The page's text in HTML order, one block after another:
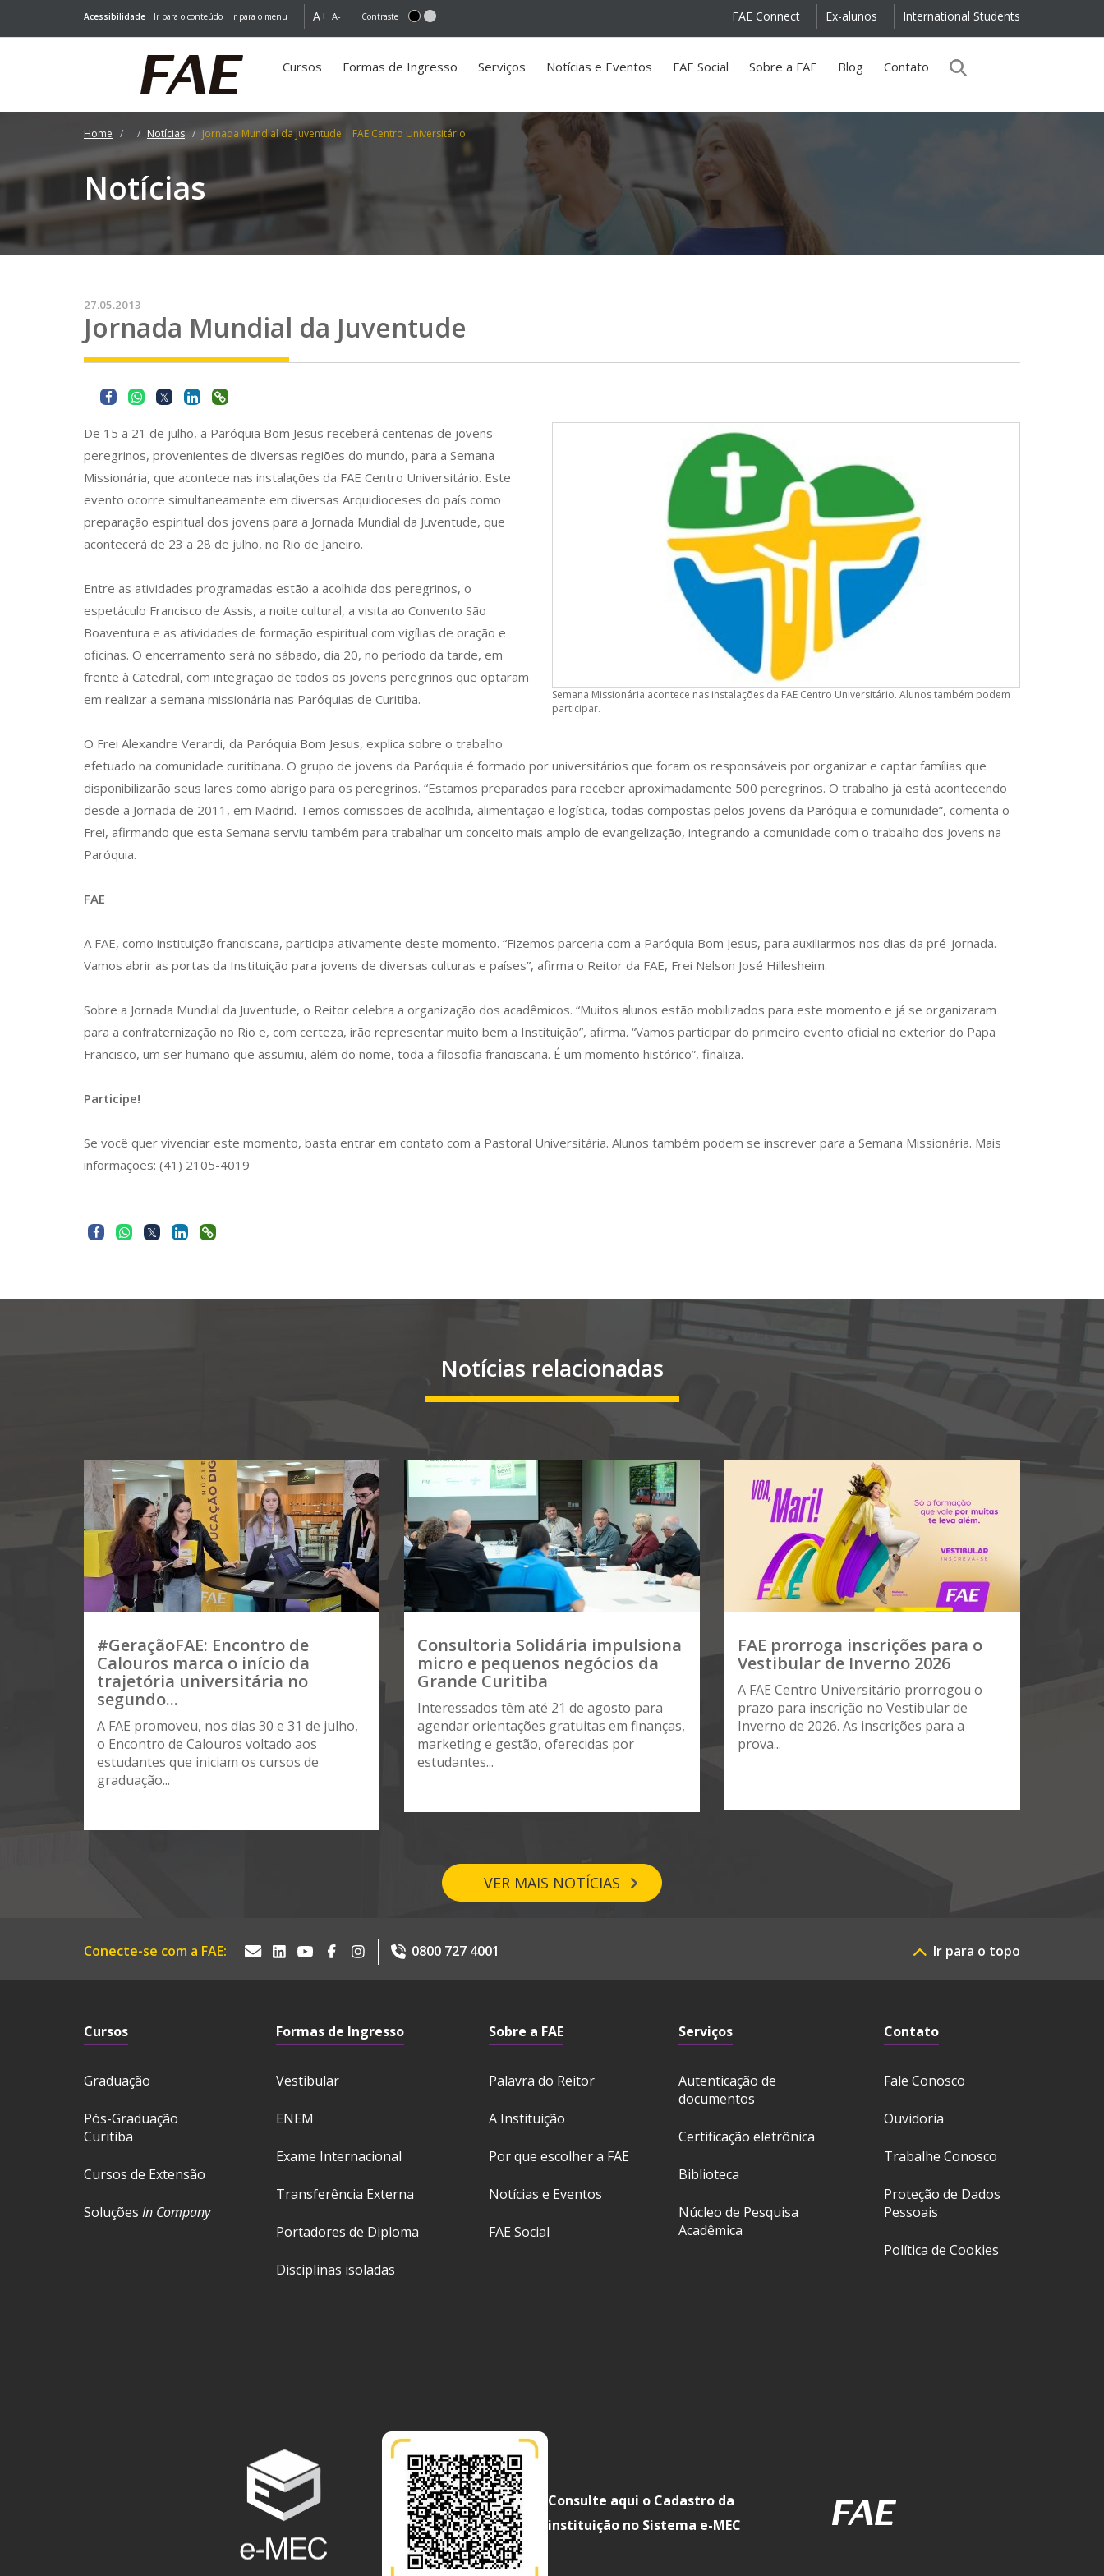
Acessibilidade Ir para o conteúdo Ir para o menu A+ A- Contraste International Students
Ex-alunos
FAE Connect
Cursos Formas de Ingresso Serviços Notícias e Eventos FAE Social Sobre a FAE Blog Contato
Home Notícias Jornada Mundial da Juventude | FAE Centro Universitário
Notícias
27.05.2013
Jornada Mundial da Juventude
Semana Missionária acontece nas instalações da FAE Centro Universitário. Alunos também podem
participar.
De 15 a 21 de julho, a Paróquia Bom Jesus receberá centenas de jovens
peregrinos, provenientes de diversas regiões do mundo, para a Semana
Missionária, que acontece nas instalações da FAE Centro Universitário. Este
evento ocorre simultaneamente em diversas Arquidioceses do país como
preparação espiritual dos jovens para a Jornada Mundial da Juventude, que
acontecerá de 23 a 28 de julho, no Rio de Janeiro.
Entre as atividades programadas estão a acolhida dos peregrinos, o
espetáculo Francisco de Assis, a noite cultural, a visita ao Convento São
Boaventura e as atividades de formação espiritual com vigílias de oração e
oficinas. O encerramento será no sábado, dia 20, no período da tarde, em
frente à Catedral, com integração de todos os jovens peregrinos que optaram
em realizar a semana missionária nas Paróquias de Curitiba.
O Frei Alexandre Verardi, da Paróquia Bom Jesus, explica sobre o trabalho
efetuado na comunidade curitibana. O grupo de jovens da Paróquia é formado por universitários que foram os responsáveis por organizar e captar famílias que
disponibilizarão seus lares como abrigo para os peregrinos. “Estamos preparados para receber aproximadamente 500 peregrinos. O trabalho já está acontecendo
desde a Jornada de 2011, em Madrid. Temos comissões de acolhida, alimentação e logística, todas compostas pelos jovens da Paróquia e comunidade”, comenta o
Frei, afirmando que esta Semana serviu também para trabalhar um conceito mais amplo de evangelização, integrando a comunidade com o trabalho dos jovens na
Paróquia.
FAE
A FAE, como instituição franciscana, participa ativamente deste momento. “Fizemos parceria com a Paróquia Bom Jesus, para auxiliarmos nos dias da pré-jornada.
Vamos abrir as portas da Instituição para jovens de diversas culturas e países”, afirma o Reitor da FAE, Frei Nelson José Hillesheim.
Sobre a Jornada Mundial da Juventude, o Reitor celebra a organização dos acadêmicos. “Muitos alunos estão mobilizados para este momento e já se organizaram
para a confraternização no Rio e, com certeza, irão representar muito bem a Instituição”, afirma. “Vamos participar do primeiro evento oficial no exterior do Papa
Francisco, um ser humano que assumiu, além do nome, toda a filosofia franciscana. É um momento histórico”, finaliza.
Participe!
Se você quer vivenciar este momento, basta entrar em contato com a Pastoral Universitária. Alunos também podem se inscrever para a Semana Missionária. Mais
informações: (41) 2105-4019
Notícias relacionadas
#GeraçãoFAE: Encontro de
Calouros marca o início da
trajetória universitária no
segundo...
A FAE promoveu, nos dias 30 e 31 de julho,
o Encontro de Calouros voltado aos
estudantes que iniciam os cursos de
graduação...
Consultoria Solidária impulsiona
micro e pequenos negócios da
Grande Curitiba
Interessados têm até 21 de agosto para
agendar orientações gratuitas em finanças,
marketing e gestão, oferecidas por
estudantes...
FAE prorroga inscrições para o
Vestibular de Inverno 2026
A FAE Centro Universitário prorrogou o
prazo para inscrição no Vestibular de
Inverno de 2026. As inscrições para a
prova...
VER MAIS NOTÍCIAS
Conecte-se com a FAE: 0800 727 4001 Ir para o topo
Cursos
Graduação
Pós-Graduação
Curitiba
Cursos de Extensão
Soluções In Company
Formas de Ingresso
Vestibular
ENEM
Exame Internacional
Transferência Externa
Portadores de Diploma
Disciplinas isoladas
Sobre a FAE
Palavra do Reitor
A Instituição
Por que escolher a FAE
Notícias e Eventos
FAE Social
Serviços
Autenticação de
documentos
Certificação eletrônica
Biblioteca
Núcleo de Pesquisa
Acadêmica
Contato
Fale Conosco
Ouvidoria
Trabalhe Conosco
Proteção de Dados
Pessoais
Política de Cookies
Consulte aqui o Cadastro da
instituição no Sistema e-MEC